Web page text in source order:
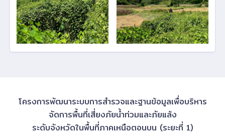
โครงการพัฒนาระบบการสำรวจและฐานข้อมูลเพื่อบริหาร
จัดการพื้นที่เสี่ยงภัยน้ำท่วมและภัยแล้ง
ระดับจังหวัดในพื้นที่ภาคเหนือตอนบน (ระยะที่ 1)